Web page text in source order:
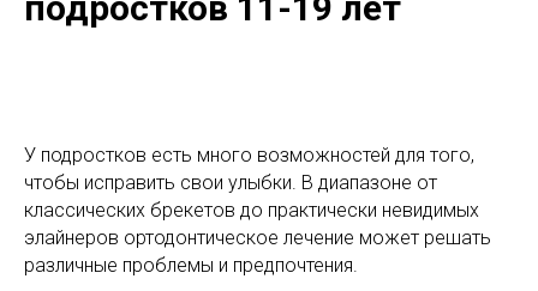
У подростков есть много возможностей для того,
чтобы исправить свои улыбки. В диапазоне от
классических брекетов до практически невидимых
элайнеров ортодонтическое лечение может решать
различные проблемы и предпочтения.